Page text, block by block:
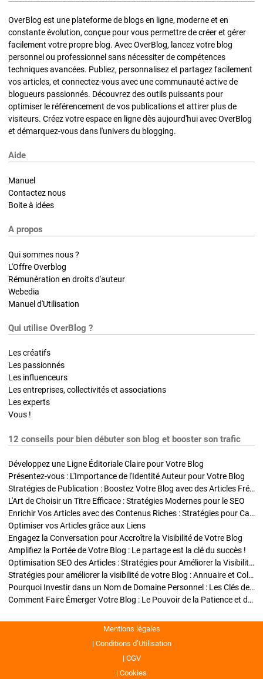
OverBlog est une plateforme de blogs en ligne, moderne et en
constante évolution, conçue pour vous permettre de créer et gérer
facilement votre propre blog. Avec OverBlog, lancez votre blog
personnel ou professionnel sans nécessiter de compétences
techniques avancées. Publiez, personnalisez et partagez facilement
vos articles, et connectez-vous avec une communauté active de
blogueurs passionnés. Découvrez des outils puissants pour
optimiser le référencement de vos publications et attirer plus de
visiteurs. Créez votre espace en ligne dès aujourd'hui avec OverBlog
et démarquez-vous dans l'univers du blogging.
Aide
Manuel
Contactez nous
Boite à idées
A propos
Qui sommes nous ?
L'Offre Overblog
Rémunération en droits d'auteur
Webedia
Manuel d'Utilisation
Qui utilise OverBlog ?
Les créatifs
Les passionnés
Les influenceurs
Les entreprises, collectivités et associations
Les experts
Vous !
12 conseils pour bien débuter son blog et booster son trafic
Développez une Ligne Éditoriale Claire pour Votre Blog
Présentez-vous : L'Importance de l'Identité Auteur pour Votre Blog
Stratégies de Publication : Boostez Votre Blog avec des Articles Fréquents et Exclusifs
L'Art de Choisir un Titre Efficace : Stratégies Modernes pour le SEO
Enrichir Vos Articles avec des Contenus Riches : Stratégies pour Captiver et Optimiser
Optimiser vos Articles grâce aux Liens
Engagez la Conversation pour Accroître la Visibilité de Votre Blog
Amplifiez la Portée de Votre Blog : Le partage est la clé du succès !
Optimisation SEO des Articles : Stratégies pour Améliorer la Visibilité de Votre Blog
Stratégies pour améliorer la visibilité de votre Blog : Annuaire et Collaborations
Pourquoi Investir dans un Nom de Domaine Personnel : Les Clés de la Réussite de Votre Blog
Comment Faire Émerger Votre Blog : Le Pouvoir de la Patience et de la Persévérance
Mentions légales
Conditions d’Utilisation
CGV
Cookies